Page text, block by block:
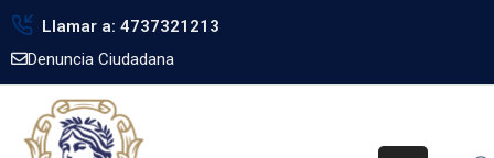
Llamar a: 4737321213
Denuncia Ciudadana
Inicio
Gobierno